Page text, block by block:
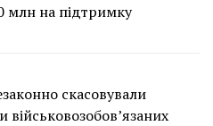
млн на підтримку
скасовували
військовозобов’язаних